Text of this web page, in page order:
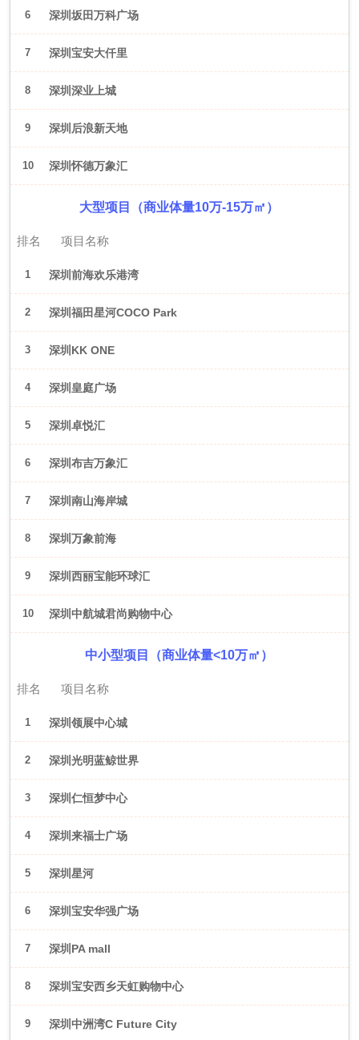
6 深圳坂田万科广场
7 深圳宝安大仟里
8 深圳深业上城
9 深圳后浪新天地
10 深圳怀德万象汇
大型项目（商业体量10万-15万㎡）
排名 项目名称
1 深圳前海欢乐港湾
2 深圳福田星河COCO Park
3 深圳KK ONE
4 深圳皇庭广场
5 深圳卓悦汇
6 深圳布吉万象汇
7 深圳南山海岸城
8 深圳万象前海
9 深圳西丽宝能环球汇
10 深圳中航城君尚购物中心
中小型项目（商业体量<10万㎡）
排名 项目名称
1 深圳领展中心城
2 深圳光明蓝鲸世界
3 深圳仁恒梦中心
4 深圳来福士广场
5 深圳星河
WORLD·COCOPark
6 深圳宝安华强广场
7 深圳PA mall
8 深圳宝安西乡天虹购物中心
9 深圳中洲湾C Future City